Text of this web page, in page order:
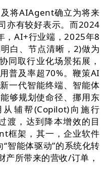
将AIAgent确立为将来
亦有较好表示。而2024
，AI+行业端，2025年8
白、节点清晰，2)做为
同取行业化场景拓展，
普及率超70%。鞭策AI
一代智能终端、智能体
够规划使命径、挪用东
辅帮(Copilot)向施行
，达到降本增效的目
框架，其一，企业软件
智能体驱动”的系统化转
产所带来的营收/订单，